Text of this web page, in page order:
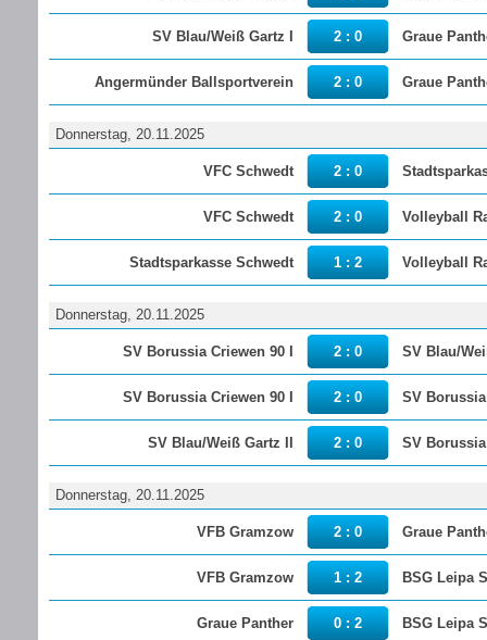
SV Blau/Weiß Gartz I 2 : 0 Graue
Angermünder Ballsportverein 2 : 0 Graue
Donnerstag, 20.11.2025
VFC Schwedt 2 : 0
VFC Schwedt 2 : 0 Volleyball
Stadtsparkasse Schwedt 1 : 2 Volleyball
Donnerstag, 20.11.2025
SV Borussia Criewen 90 I 2 : 0 SV Blau/
SV Borussia Criewen 90 I 2 : 0 SV
SV Blau/Weiß Gartz II 2 : 0 SV
Donnerstag, 20.11.2025
VFB Gramzow 2 : 0 Graue
VFB Gramzow 1 : 2 BSG Leipa
Graue Panther 0 : 2 BSG Leipa